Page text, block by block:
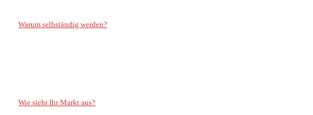
Warum selbständig werden?
Wie sieht Ihr Markt aus?